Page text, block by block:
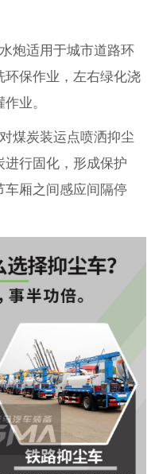
炮适用于城市道路环
保作业，左右绿化浇
业。
煤炭装运点喷洒抑尘
进行固化，形成保护
车厢之间感应间隔停